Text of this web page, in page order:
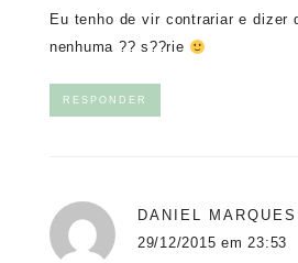
Eu tenho de vir contrariar e dizer
nenhuma ?? s??rie
RESPONDER
DANIEL MARQUES
29/12/2015 em 23:53